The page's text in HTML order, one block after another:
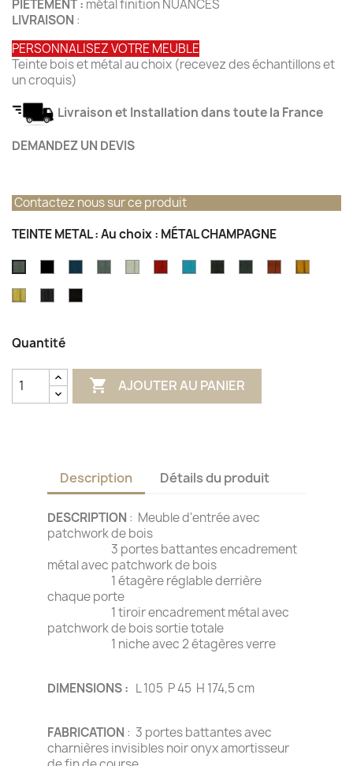
PIETEMENT : métal finition NUANCES
LIVRAISON :
PERSONNALISEZ VOTRE MEUBLE
Teinte bois et métal au choix (recevez des échantillons et
un croquis)
Livraison et Installation dans toute la France
DEMANDEZ UN DEVIS
Contactez nous sur ce produit
TEINTE METAL : Au choix : MÉTAL CHAMPAGNE
ATELIEROUTREMER
MÉTAL
MÉTAL MÉTAL
Quantité
 AJOUTER AU PANIER
Description Détails du produit
DESCRIPTION : Meuble d'entrée avec
patchwork de bois
3 portes battantes encadrement
métal avec patchwork de bois
1 étagère réglable derrière
chaque porte
1 tiroir encadrement métal avec
patchwork de bois sortie totale
1 niche avec 2 étagères verre
DIMENSIONS : L 105 P 45 H 174,5 cm
FABRICATION : 3 portes battantes avec
charnières invisibles noir onyx amortisseur